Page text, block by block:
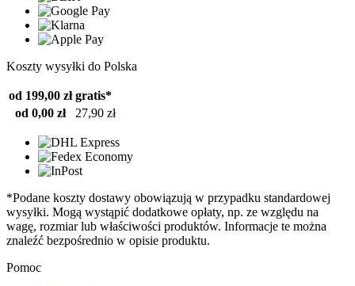
Koszty wysyłki do Polska
od 199,00 zł gratis*
od 0,00 zł
27,90 zł
*Podane koszty dostawy obowiązują w przypadku standardowej
wysyłki. Mogą wystąpić dodatkowe opłaty, np. ze względu na
wagę, rozmiar lub właściwości produktów. Informacje te można
znaleźć bezpośrednio w opisie produktu.
Pomoc